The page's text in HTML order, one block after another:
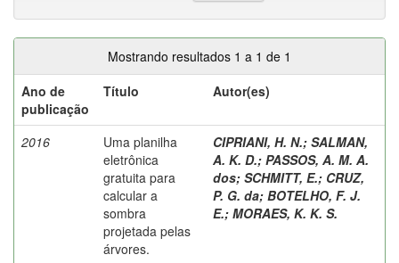
Mostrando resultados 1 a 1 de 1
Ano de
publicação
Título Autor(es)
2016
Uma planilha
eletrônica
gratuita para
calcular a
sombra
projetada pelas
árvores.
CIPRIANI, H. N.; SALMAN,
A. K. D.; PASSOS, A. M. A.
dos; SCHMITT, E.; CRUZ,
P. G. da; BOTELHO, F. J.
E.; MORAES, K. K. S.